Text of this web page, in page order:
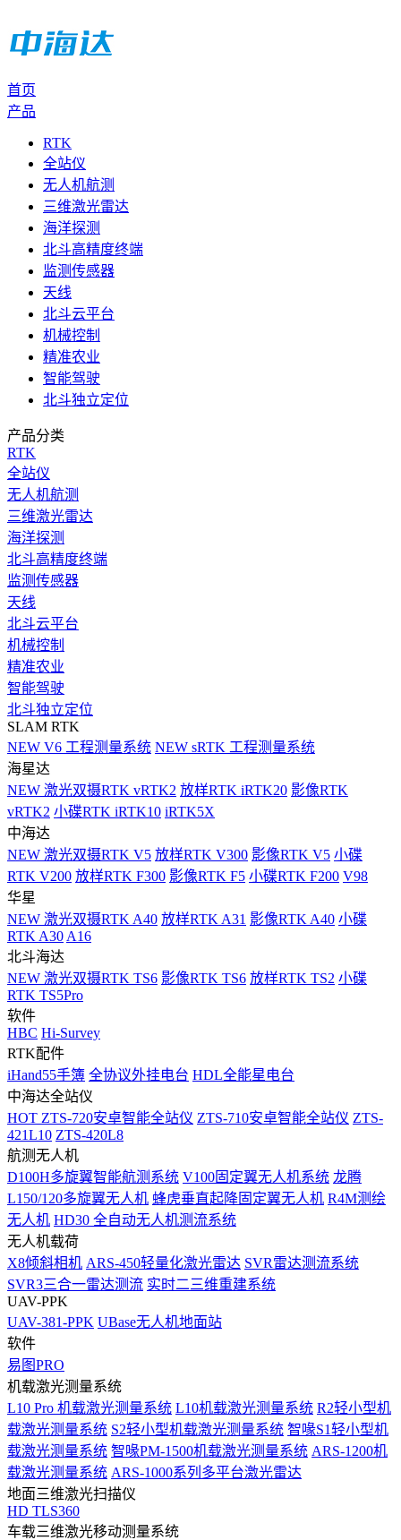
首页
产品
RTK
全站仪
无人机航测
三维激光雷达
海洋探测
北斗高精度终端
监测传感器
天线
北斗云平台
机械控制
精准农业
智能驾驶
北斗独立定位
产品分类
RTK
全站仪
无人机航测
三维激光雷达
海洋探测
北斗高精度终端
监测传感器
天线
北斗云平台
机械控制
精准农业
智能驾驶
北斗独立定位
SLAM RTK
NEW V6 工程测量系统 NEW sRTK 工程测量系统
海星达
NEW 激光双摄RTK vRTK2 放样RTK iRTK20 影像RTK
vRTK2 小碟RTK iRTK10 iRTK5X
中海达
NEW 激光双摄RTK V5 放样RTK V300 影像RTK V5 小碟
RTK V200 放样RTK F300 影像RTK F5 小碟RTK F200 V98
华星
NEW 激光双摄RTK A40 放样RTK A31 影像RTK A40 小碟
RTK A30 A16
北斗海达
NEW 激光双摄RTK TS6 影像RTK TS6 放样RTK TS2 小碟
RTK TS5Pro
软件
HBC Hi-Survey
RTK配件
iHand55手簿 全协议外挂电台 HDL全能星电台
中海达全站仪
HOT ZTS-720安卓智能全站仪 ZTS-710安卓智能全站仪 ZTS-
421L10 ZTS-420L8
航测无人机
D100H多旋翼智能航测系统 V100固定翼无人机系统 龙腾
L150/120多旋翼无人机 蜂虎垂直起降固定翼无人机 R4M测绘
无人机 HD30 全自动无人机测流系统
无人机载荷
X8倾斜相机 ARS-450轻量化激光雷达 SVR雷达测流系统
SVR3三合一雷达测流 实时二三维重建系统
UAV-PPK
UAV-381-PPK UBase无人机地面站
软件
易图PRO
机载激光测量系统
L10 Pro 机载激光测量系统 L10机载激光测量系统 R2轻小型机
载激光测量系统 S2轻小型机载激光测量系统 智喙S1轻小型机
载激光测量系统 智喙PM-1500机载激光测量系统 ARS-1200机
载激光测量系统 ARS-1000系列多平台激光雷达
地面三维激光扫描仪
HD TLS360
车载三维激光移动测量系统